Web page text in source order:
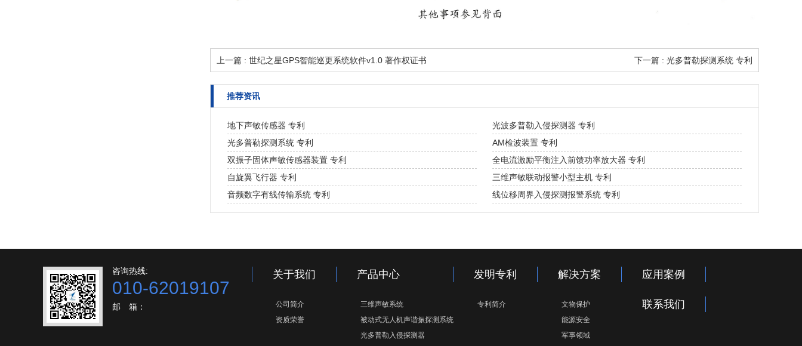
上一篇 : 世纪之星GPS智能巡更系统软件v1.0 著作权证书 下一篇 : 光多普勒探测系统 专利
推荐资讯
地下声敏传感器 专利
光波多普勒入侵探测器 专利
光多普勒探测系统 专利
AM检波装置 专利
双振子固体声敏传感器装置 专利
全电流激励平衡注入前馈功率放大器 专利
自旋翼飞行器 专利
三维声敏联动报警小型主机 专利
音频数字有线传输系统 专利
线位移周界入侵探测报警系统 专利
咨询热线:
010-62019107
邮 箱：
关于我们
公司简介
资质荣誉
产品中心
三维声敏系统
被动式无人机声谐振探测系统
光多普勒入侵探测器
发明专利
专利简介
解决方案
文物保护
能源安全
军事领域
应用案例
联系我们